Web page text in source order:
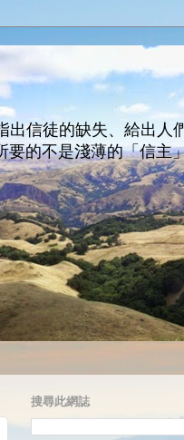
信徒的缺失、給出人
的不是淺薄的「信主
搜尋此網誌